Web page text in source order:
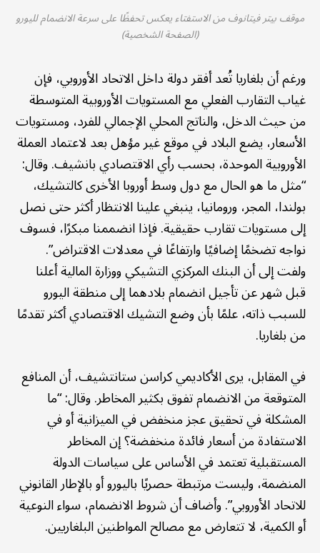
موقف بيتر فيتانوف من الاستفتاء يعكس تحفظًا على سرعة الانضمام لليورو
(الصفحة الشخصية)
ورغم أن بلغاريا تُعد أفقر دولة داخل الاتحاد الأوروبي، فإن
غياب التقارب الفعلي مع المستويات الأوروبية المتوسطة
من حيث الدخل، والناتج المحلي الإجمالي للفرد، ومستويات
الأسعار، يضع البلاد في موقع غير مؤهل بعد لاعتماد العملة
الأوروبية الموحدة، بحسب رأي الاقتصادي بانشيف. وقال:
“مثل ما هو الحال مع دول وسط أوروبا الأخرى كالتشيك،
بولندا، المجر، ورومانيا، ينبغي علينا الانتظار أكثر حتى نصل
إلى مستويات تقارب حقيقية. فإذا انضممنا مبكرًا، فسوف
نواجه تضخمًا إضافيًا وارتفاعًا في معدلات الاقتراض”.
ولفت إلى أن البنك المركزي التشيكي ووزارة المالية أعلنا
قبل شهر عن تأجيل انضمام بلادهما إلى منطقة اليورو
للسبب ذاته، علمًا بأن وضع التشيك الاقتصادي أكثر تقدمًا
من بلغاريا.
في المقابل، يرى الأكاديمي كراسن ستانتشيف، أن المنافع
المتوقعة من الانضمام تفوق بكثير المخاطر. وقال: “ما
المشكلة في تحقيق عجز منخفض في الميزانية أو في
الاستفادة من أسعار فائدة منخفضة؟ إن المخاطر
المستقبلية تعتمد في الأساس على سياسات الدولة
المنضمة، وليست مرتبطة حصريًا باليورو أو بالإطار القانوني
للاتحاد الأوروبي”. وأضاف أن شروط الانضمام، سواء النوعية
أو الكمية، لا تتعارض مع مصالح المواطنين البلغاريين.